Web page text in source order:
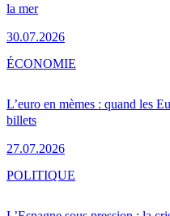
la mer
30.07.2026
L’euro en mèmes : quand les
billets
27.07.2026
ÉCONOMIE
POLITIQUE